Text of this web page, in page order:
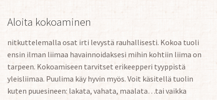
Aloita kokoaminen
nitkuttelemalla osat irti levystä rauhallisesti. Kokoa tuoli
ensin ilman liimaa havainnoidaksesi mihin kohtiin liima on
tarpeen. Kokoamiseen tarvitset erikeepperi tyyppistä
yleisliimaa. Puulima käy hyvin myös. Voit käsitellä tuolin
kuten puuesineen: lakata, vahata, maalata…tai vaikka